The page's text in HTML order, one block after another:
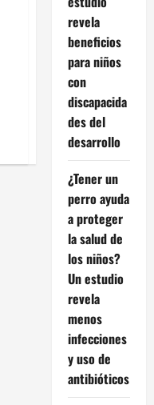
revela
beneficios
para niños
con
discapacida
des del
desarrollo
¿Tener un
perro ayuda
a proteger
la salud de
los niños?
Un estudio
revela
menos
infecciones
y uso de
antibióticos